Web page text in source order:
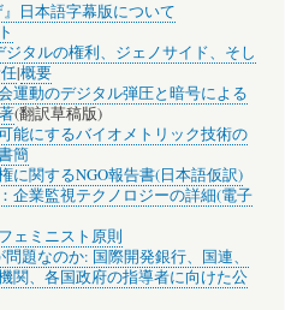
日本語字幕版について
ジタルの権利、ジェノサイド、そし
|概要
運動のデジタル弾圧と暗号による
(翻訳草稿版)
能にするバイオメトリック技術の
簡
に関するNGO報告書(日本語仮訳)
企業監視テクノロジーの詳細(電子
ェミニスト原則
題なのか: 国際開発銀行、国連、
関、各国政府の指導者に向けた公